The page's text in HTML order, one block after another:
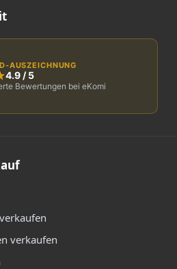
AUSZEICHNUNG
4.9 /5
Bewertungen bei eKomi
verkaufen